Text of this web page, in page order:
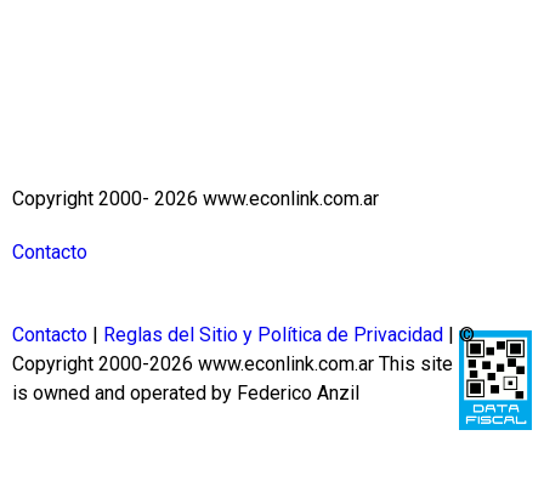
Copyright 2000- 2026 www.econlink.com.ar
Contacto
Contacto Reglas del Sitio y Política de Privacidad
| ©
Copyright 2000-2026 www.econlink.com.ar This site
is owned and operated by Federico Anzil